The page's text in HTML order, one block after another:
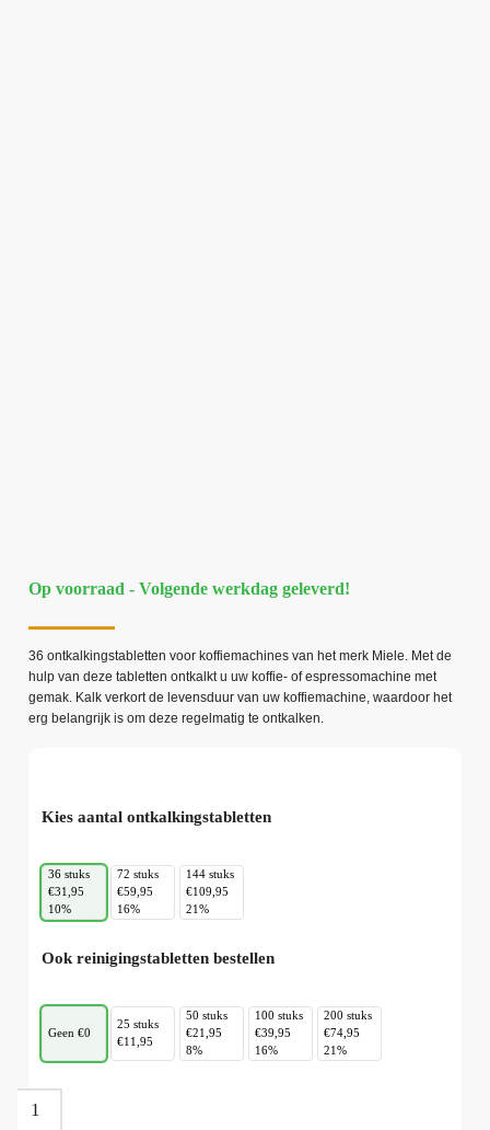
Op voorraad - Volgende werkdag geleverd!
36 ontkalkingstabletten voor koffiemachines van het merk Miele. Met de
hulp van deze tabletten ontkalkt u uw koffie- of espressomachine met
gemak. Kalk verkort de levensduur van uw koffiemachine, waardoor het
erg belangrijk is om deze regelmatig te ontkalken.
Kies aantal ontkalkingstabletten
36 stuks
€31,95
10%
72 stuks
€59,95
16%
144 stuks
€109,95
21%
Ook reinigingstabletten bestellen
Geen €0
25 stuks
€11,95
50 stuks
€21,95
8%
100 stuks
€39,95
16%
200 stuks
€74,95
21%